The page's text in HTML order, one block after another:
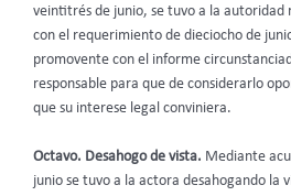
veintitrés de junio, se tuvo a la autoridad
con el requerimiento de dieciocho de
promovente con el informe
responsable para que de considerarlo
que su interese legal conviniera.
Octavo. Desahogo de vista. Mediante
junio se tuvo a la actora desahogando la